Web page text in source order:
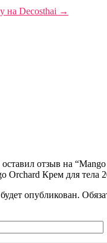
на Decosthai →
отзыв на
Orchard Крем для тела
опубликован.